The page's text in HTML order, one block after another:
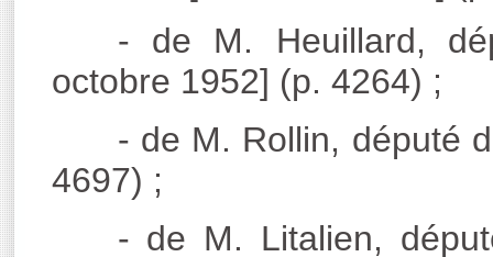
- de M. Heuillard,
octobre 1952] (p. 4264) ;
- de M. Rollin, député
4697) ;
- de M. Litalien,